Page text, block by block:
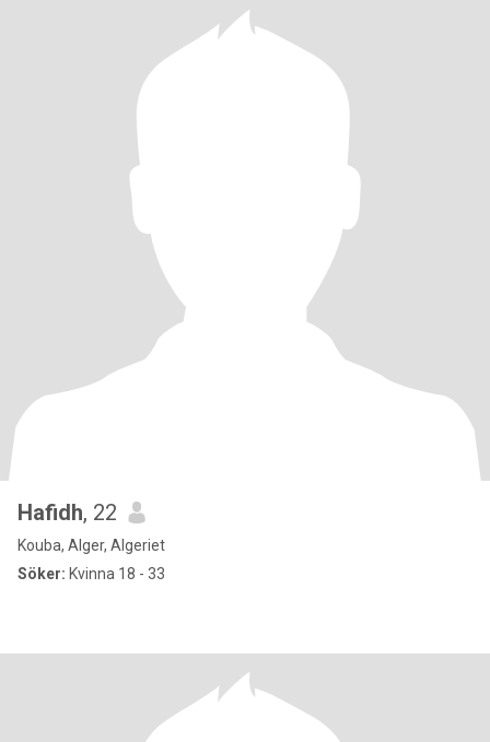
Hafidh, 22
Kouba, Alger, Algeriet
Söker: Kvinna 18 - 33